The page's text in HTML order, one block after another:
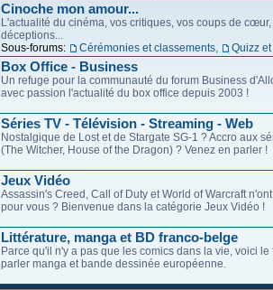
Cinoche mon amour...
L'actualité du cinéma, vos critiques, vos coups de cœur,
déceptions...
Sous-forums:
Cérémonies et classements Quizz
Box Office - Business
Un refuge pour la communauté du forum Business
avec passion l'actualité du box office depuis 2003 !
Séries TV - Télévision - Streaming - Web
Nostalgique de Lost et de Stargate SG-1 ? Accro aux
(The Witcher, House of the Dragon) ? Venez en parler !
Jeux Vidéo
Assassin's Creed, Call of Duty et World of Warcraft
pour vous ? Bienvenue dans la catégorie Jeux Vidéo !
Littérature, manga et BD franco-belge
Parce qu'il n'y a pas que les comics dans la vie, voici le
parler manga et bande dessinée européenne.